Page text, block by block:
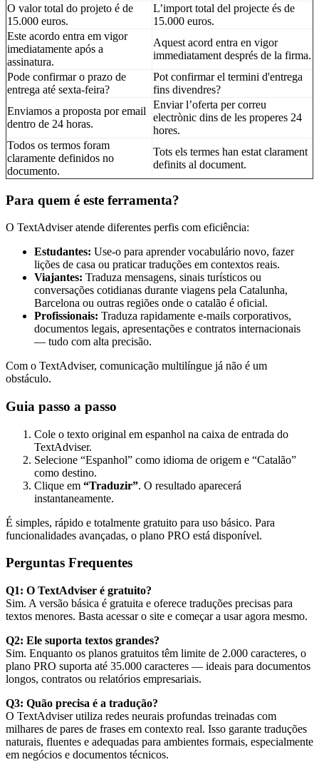
O valor total do projeto é de
15.000 euros.
L’import total del projecte és de
15.000 euros.
Este acordo entra em vigor
imediatamente após a
assinatura.
Aquest acord entra en vigor
immediatament després de la firma.
Pode confirmar o prazo de
entrega até sexta-feira?
Pot confirmar el termini d'entrega
fins divendres?
Enviamos a proposta por email
dentro de 24 horas.
Enviar l’oferta per correu
electrònic dins de les properes 24
hores.
Todos os termos foram
claramente definidos no
documento.
Tots els termes han estat clarament
definits al document.
Para quem é este ferramenta?
O TextAdviser atende diferentes perfis com eficiência:
Estudantes: Use-o para aprender vocabulário novo, fazer
lições de casa ou praticar traduções em contextos reais.
Viajantes: Traduza mensagens, sinais turísticos ou
conversações cotidianas durante viagens pela Catalunha,
Barcelona ou outras regiões onde o catalão é oficial.
Profissionais: Traduza rapidamente e-mails corporativos,
documentos legais, apresentações e contratos internacionais
— tudo com alta precisão.
Com o TextAdviser, comunicação multilíngue já não é um
obstáculo.
Guia passo a passo
Cole o texto original em espanhol na caixa de entrada do
TextAdviser.
Selecione “Espanhol” como idioma de origem e “Catalão”
como destino.
Clique em “Traduzir”. O resultado aparecerá
instantaneamente.
É simples, rápido e totalmente gratuito para uso básico. Para
funcionalidades avançadas, o plano PRO está disponível.
Perguntas Frequentes
Q1: O TextAdviser é gratuito?
Sim. A versão básica é gratuita e oferece traduções precisas para
textos menores. Basta acessar o site e começar a usar agora mesmo.
Q2: Ele suporta textos grandes?
Sim. Enquanto os planos gratuitos têm limite de 2.000 caracteres, o
plano PRO suporta até 35.000 caracteres — ideais para documentos
longos, contratos ou relatórios empresariais.
Q3: Quão precisa é a tradução?
O TextAdviser utiliza redes neurais profundas treinadas com
milhares de pares de frases em contexto real. Isso garante traduções
naturais, fluentes e adequadas para ambientes formais, especialmente
em negócios e documentos técnicos.